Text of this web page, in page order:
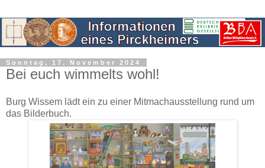
Sonntag, 17. November 2024
Bei euch wimmelts wohl!
Burg Wissem lädt ein zu einer Mitmachausstellung rund um
das Bilderbuch.